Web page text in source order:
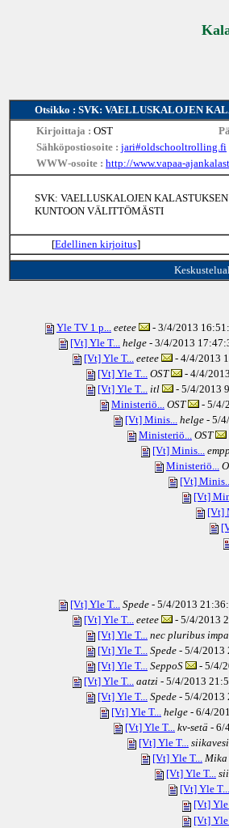
Otsikko : SVK: VAELLUSKALOJEN
Kirjoittaja : OST
Sähköpostiosoite : jari#oldschooltrolling.fi
WWW-osoite : http://www.vapaa-
SVK: VAELLUSKALOJEN
KUNTOON VÄLITTÖMÄSTI
[Edellinen kirjoitus]
Yle TV 1 p... eetee - 3/4/2013
[Vt] Yle T... helge - 3/4/2013
[Vt] Yle T... eetee - 4/4/2013
[Vt] Yle T... OST - 4/4/
[Vt] Yle T... itl - 5/4/2013
Ministeriö... OST - 5/4/
[Vt] Minis... helge - 5/
Ministeriö... OST
[Vt] Minis...
Ministeriö...
[Vt]
[Vt]
[Vt]
[Vt] Yle T... Spede - 5/4/2013
[Vt] Yle T... eetee - 5/4/2013
[Vt] Yle T... nec pluribus
[Vt] Yle T... Spede - 5/4/2013
[Vt] Yle T... SeppoS - 5/4/
[Vt] Yle T... aatzi - 5/4/2013
[Vt] Yle T... Spede - 5/4/2013
[Vt] Yle T... helge - 6/4/
[Vt] Yle T... kv-setä - 6/
[Vt] Yle T... siikavesi
[Vt] Yle T... Mika
[Vt] Yle T...
[Vt] Yle T...
[Vt] Yle
[Vt] Yle